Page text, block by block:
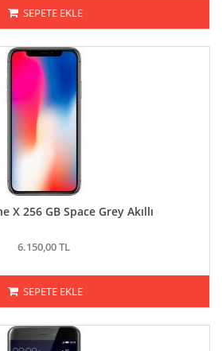
SEPETE EKLE
X 256 GB Space Grey Akıllı
6.150,00 TL
SEPETE EKLE